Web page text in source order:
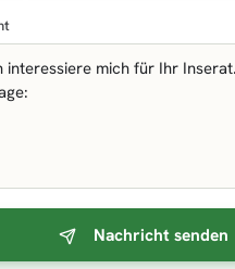
Nachricht senden